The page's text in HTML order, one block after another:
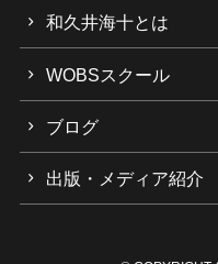
和久井海十とは
WOBSスクール
ブログ
出版・メディア紹介